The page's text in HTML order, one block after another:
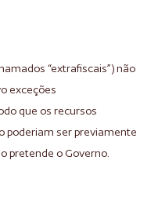
“extrafiscais”) não
exceções
que os recursos
poderiam ser previamente
pretende o Governo.